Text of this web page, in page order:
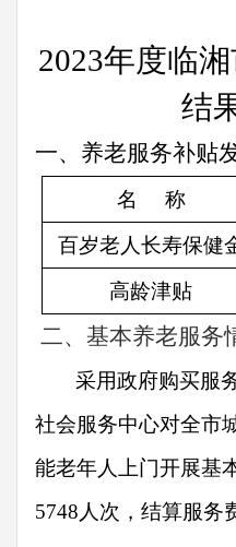
2023年度临
结
一、养老服务补贴
名 称
百岁老人长寿保健
高龄津贴
二、 基本养老服务
采用政府购买服
社会服务中心对全市
能老年人上门开展基
5748人次，结算服务